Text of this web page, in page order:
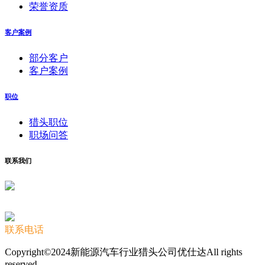
荣誉资质
客户案例
部分客户
客户案例
职位
猎头职位
职场问答
联系我们
联系电话
Copyright©2024新能源汽车行业猎头公司优仕达All rights